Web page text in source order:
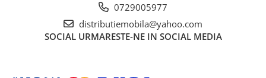
0729005977
distributiemobila@yahoo.com
SOCIAL URMARESTE-NE IN SOCIAL MEDIA